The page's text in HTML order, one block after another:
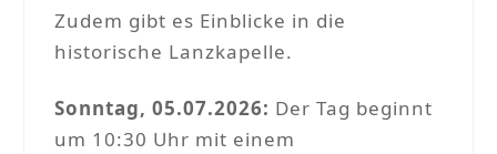
Zudem gibt es Einblicke in die
historische Lanzkapelle.
Sonntag, 05.07.2026: Der Tag beginnt
um 10:30 Uhr mit einem